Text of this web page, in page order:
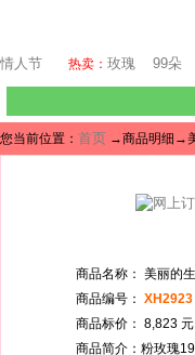
情人节 热卖： 玫瑰 99朵
您当前位置： 首页 →商品明细→
商品名称：
商品编号： XH2923
商品标价： 8,823 元
商品简介：粉玫瑰